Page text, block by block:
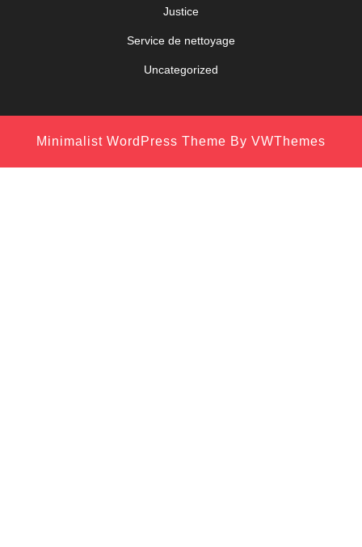
Justice
Service de nettoyage
Uncategorized
Minimalist WordPress Theme By VWThemes